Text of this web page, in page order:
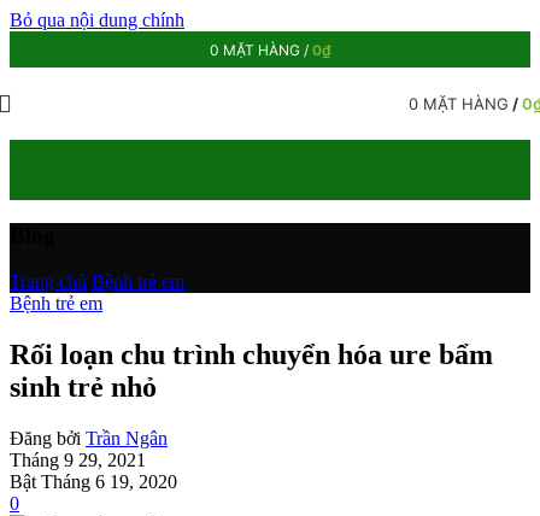
Bỏ qua nội dung chính
0 MẶT HÀNG / 0₫
0 MẶT HÀNG /0
Trang chủ Bệnh trẻ em
Bệnh trẻ em
Rối loạn chu trình chuyển hóa ure bẩm
sinh trẻ nhỏ
Đăng bởi Trần Ngân
Tháng 9 29, 2021
Bật Tháng 6 19, 2020
0